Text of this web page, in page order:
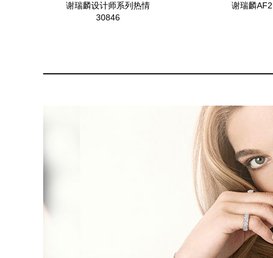
谢瑞麟设计师系列热情
30846
谢瑞麟